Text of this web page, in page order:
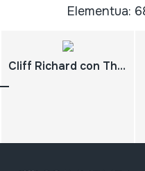
Elementua:
Cliff Richard con The Shadows; Havin' fun; Evening comes; Friends; I could easily fall (in love with you)